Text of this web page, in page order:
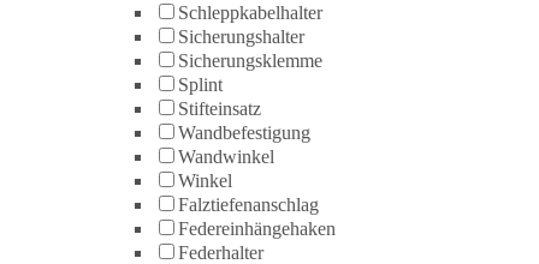
Schleppkabelhalter
Sicherungshalter
Sicherungsklemme
Splint
Stifteinsatz
Wandbefestigung
Wandwinkel
Winkel
Falztiefenanschlag
Federeinhängehaken
Federhalter